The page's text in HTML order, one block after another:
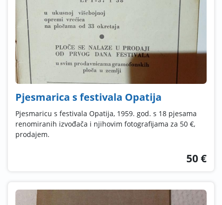
Pjesmarica s festivala Opatija
Pjesmaricu s festivala Opatija, 1959. god. s 18 pjesama
renomiranih izvođača i njihovim fotografijama za 50 €,
prodajem.
50 €